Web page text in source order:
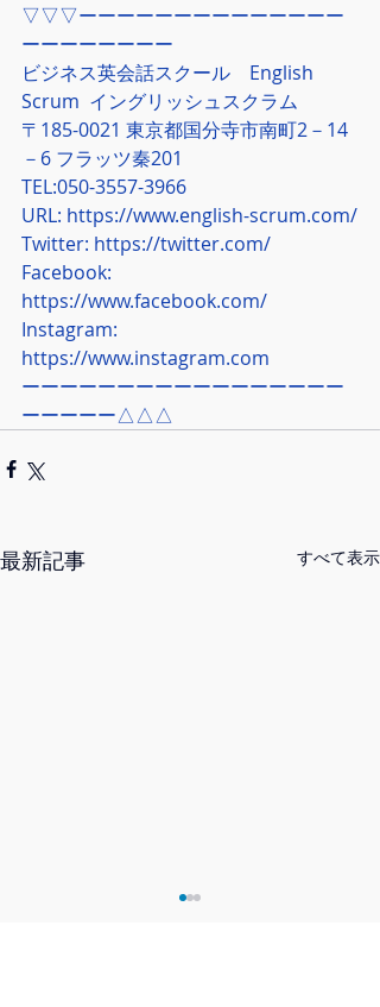
▽▽▽ーーーーーーーーーーーーーー
ーーーーーーーー
ビジネス英会話スクール　English
Scrum  イングリッシュスクラム
〒185-0021 東京都国分寺市南町2－14
－6 フラッツ秦201
TEL:050-3557-3966
URL: https://www.english-scrum.com/
Twitter: https://twitter.com/
Facebook:
https://www.facebook.com/
Instagram:
https://www.instagram.com
ーーーーーーーーーーーーーーーーー
ーーーーー△△△
最新記事 すべて表示